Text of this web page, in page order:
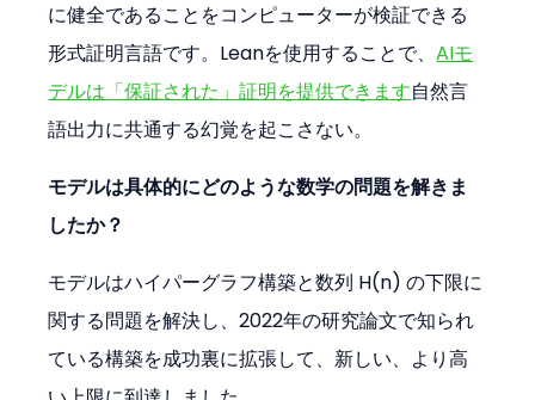
に健全であることをコンピューターが検証できる
形式証明言語です。Leanを使用することで、AIモ
デルは「保証された」証明を提供できます自然言
語出力に共通する幻覚を起こさない。
モデルは具体的にどのような数学の問題を解きま
したか？
モデルはハイパーグラフ構築と数列 H(n) の下限に
関する問題を解決し、2022年の研究論文で知られ
ている構築を成功裏に拡張して、新しい、より高